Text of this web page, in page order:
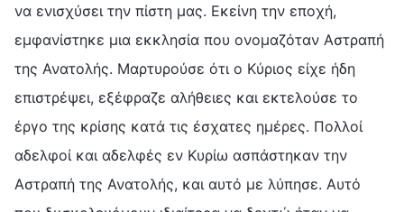
να ενισχύσει την πίστη μας. Εκείνη την εποχή,
εμφανίστηκε μια εκκλησία που ονομαζόταν Αστραπή
της Ανατολής. Μαρτυρούσε ότι ο Κύριος είχε ήδη
επιστρέψει, εξέφραζε αλήθειες και εκτελούσε το
έργο της κρίσης κατά τις έσχατες ημέρες. Πολλοί
αδελφοί και αδελφές εν Κυρίω ασπάστηκαν την
Αστραπή της Ανατολής, και αυτό με λύπησε. Αυτό